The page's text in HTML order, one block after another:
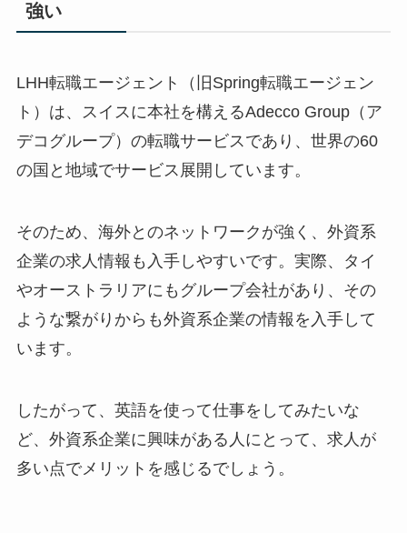
強い
LHH転職エージェント（旧Spring転職エージェン
ト）は、スイスに本社を構えるAdecco Group（ア
デコグループ）の転職サービスであり、世界の60
の国と地域でサービス展開しています。
そのため、海外とのネットワークが強く、外資系
企業の求人情報も入手しやすいです。実際、タイ
やオーストラリアにもグループ会社があり、その
ような繋がりからも外資系企業の情報を入手して
います。
したがって、英語を使って仕事をしてみたいな
ど、外資系企業に興味がある人にとって、求人が
多い点でメリットを感じるでしょう。